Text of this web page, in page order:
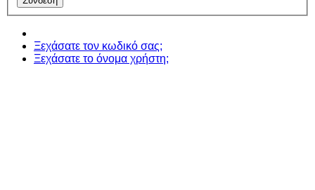
Ξεχάσατε τον κωδικό σας;
Ξεχάσατε το όνομα χρήστη;